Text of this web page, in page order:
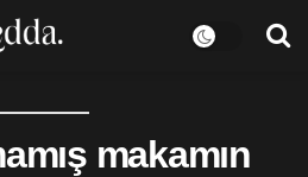
makamın